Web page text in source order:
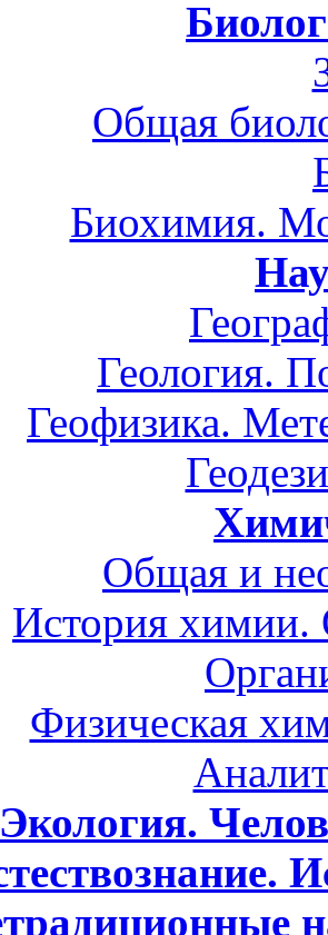
Общая
Биохимия.
Геология.
Геофизика.
Общая и
История
Физическая
Экология.